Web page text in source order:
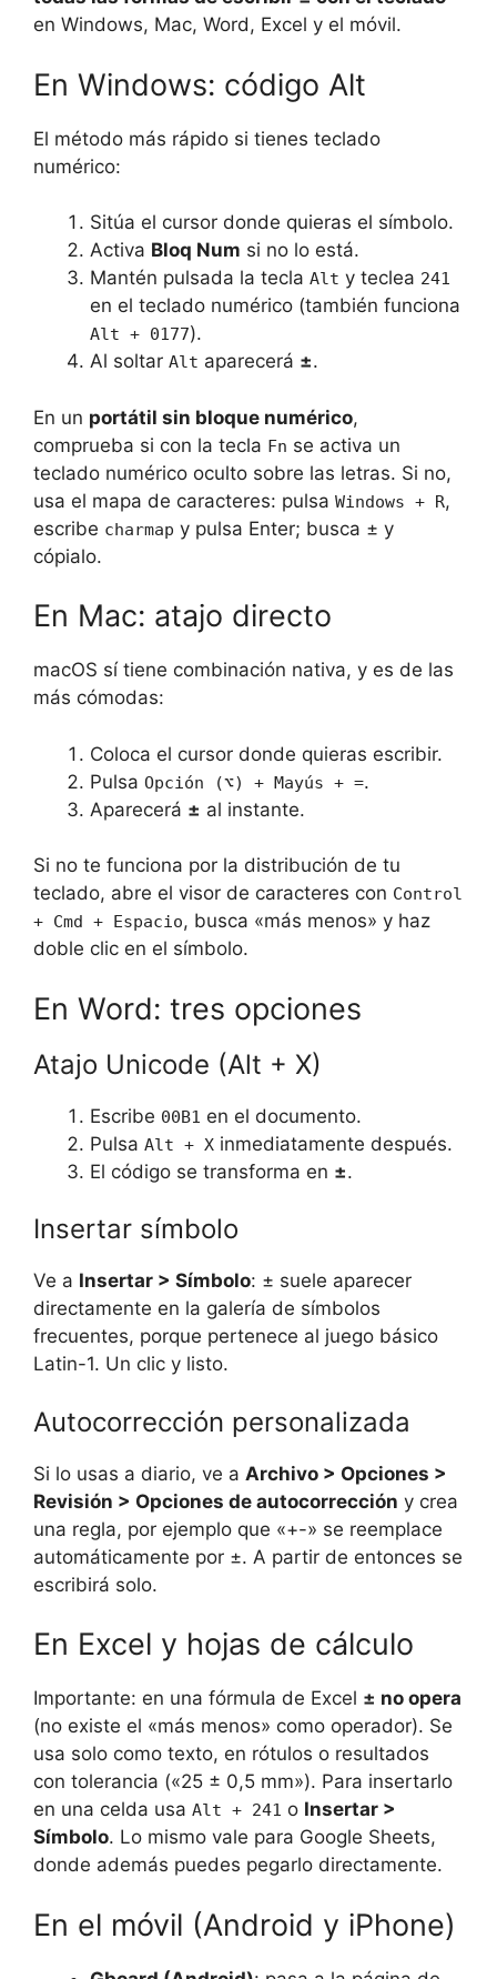
en Windows, Mac, Word, Excel y el móvil.
En Windows: código Alt
El método más rápido si tienes teclado
numérico:
Sitúa el cursor donde quieras el símbolo.
Activa Bloq Num si no lo está.
Mantén pulsada la tecla Alt y teclea 241
en el teclado numérico (también funciona
Alt + 0177).
Al soltar Alt aparecerá ±.
En un portátil sin bloque numérico,
comprueba si con la tecla Fn se activa un
teclado numérico oculto sobre las letras. Si no,
usa el mapa de caracteres: pulsa Windows + R,
escribe charmap y pulsa Enter; busca ± y
cópialo.
En Mac: atajo directo
macOS sí tiene combinación nativa, y es de las
más cómodas:
Coloca el cursor donde quieras escribir.
Pulsa Opción (⌥) + Mayús + =.
Aparecerá ± al instante.
Si no te funciona por la distribución de tu
teclado, abre el visor de caracteres con Control
+ Cmd + Espacio, busca «más menos» y haz
doble clic en el símbolo.
En Word: tres opciones
Atajo Unicode (Alt + X)
Escribe 00B1 en el documento.
Pulsa Alt + X inmediatamente después.
El código se transforma en ±.
Insertar símbolo
Ve a Insertar > Símbolo: ± suele aparecer
directamente en la galería de símbolos
frecuentes, porque pertenece al juego básico
Latin-1. Un clic y listo.
Autocorrección personalizada
Si lo usas a diario, ve a Archivo > Opciones >
Revisión > Opciones de autocorrección y crea
una regla, por ejemplo que «+-» se reemplace
automáticamente por ±. A partir de entonces se
escribirá solo.
En Excel y hojas de cálculo
Importante: en una fórmula de Excel ± no opera
(no existe el «más menos» como operador). Se
usa solo como texto, en rótulos o resultados
con tolerancia («25 ± 0,5 mm»). Para insertarlo
en una celda usa Alt + 241 o Insertar >
Símbolo. Lo mismo vale para Google Sheets,
donde además puedes pegarlo directamente.
En el móvil (Android y iPhone)